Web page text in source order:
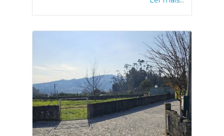
Nazaré22 de Fevereiro 2025 | 17h00Se
conhece alguém que possa beneficiar
desta informação, não perca esta
oportunidade! Participe e ajude a
divulgar.